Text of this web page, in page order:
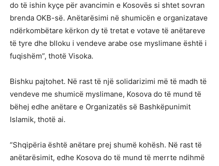
do të ishin kyçe për avancimin e Kosovës si shtet sovran
brenda OKB-së. Anëtarësimi në shumicën e organizatave
ndërkombëtare kërkon dy të tretat e votave të anëtareve
të tyre dhe blloku i vendeve arabe ose myslimane është i
fuqishëm”, thotë Visoka.
Bishku pajtohet. Në rast të një solidarizimi më të madh të
vendeve me shumicë myslimane, Kosova do të mund të
bëhej edhe anëtare e Organizatës së Bashkëpunimit
Islamik, thotë ai.
“Shqipëria është anëtare prej shumë kohësh. Në rast të
anëtarësimit, edhe Kosova do të mund të merrte ndihmë